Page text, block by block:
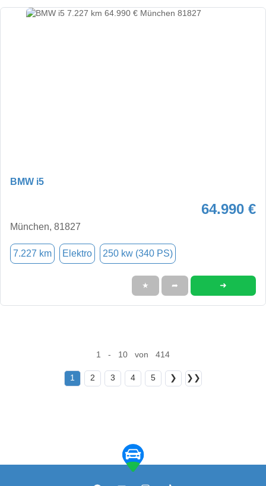
BMW i5
64.990 €
München, 81827
7.227 km Elektro 250 kw (340 PS)
★ ➦ ➜
1 - 10 von 414
1 2 3 4 5 ❯ ❯❯